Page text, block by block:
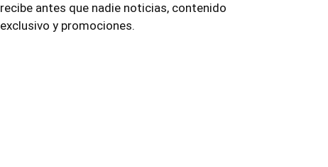
recibe antes que nadie noticias, contenido
exclusivo y promociones.